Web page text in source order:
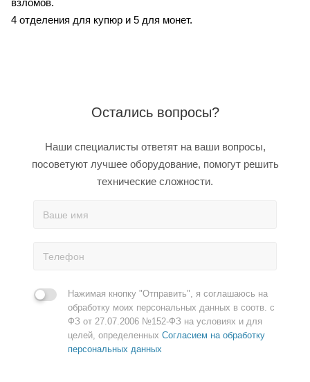
4 отделения для купюр и 5 для монет.
Остались вопросы?
Наши специалисты ответят на ваши вопросы,
посоветуют лучшее оборудование, помогут решить
технические сложности.
Нажимая кнопку "Отправить", я соглашаюсь на
обработку моих персональных данных в соотв. с
ФЗ от 27.07.2006 №152-ФЗ на условиях и для
целей, определенных Согласием на обработку
персональных данных